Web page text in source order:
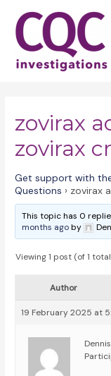
content
zovirax
zovirax
Get support with
Questions › zovirax
This topic has 0
months agoby
Viewing 1 post (of 1
Author
19 February 2025 at